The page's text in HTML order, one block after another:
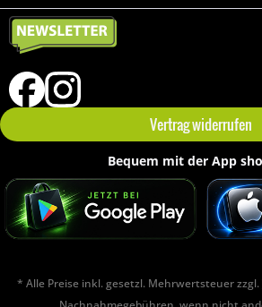
Vertrag widerrufen
Bequem mit der App
* Alle Preise inkl. gesetzl. Mehrwertsteuer zzgl.